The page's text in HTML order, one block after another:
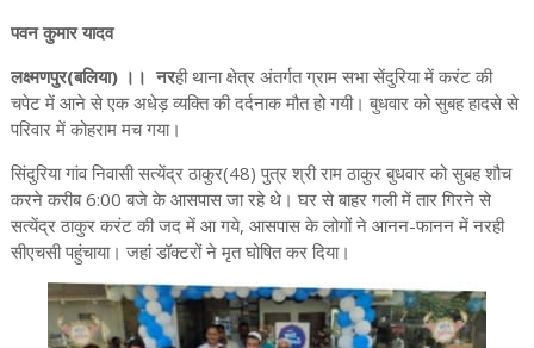
पवन कुमार यादव
लक्ष्मणपुर(बलिया) ।। नरही थाना क्षेत्र अंतर्गत ग्राम सभा सेंदुरिया में करंट की
चपेट में आने से एक अधेड़ व्यक्ति की दर्दनाक मौत हो गयी। बुधवार को सुबह हादसे से
परिवार में कोहराम मच गया।
सिंदुरिया गांव निवासी सत्येंद्र ठाकुर(48) पुत्र श्री राम ठाकुर बुधवार को सुबह शौच
करने करीब 6:00 बजे के आसपास जा रहे थे। घर से बाहर गली में तार गिरने से
सत्येंद्र ठाकुर करंट की जद में आ गये, आसपास के लोगों ने आनन-फानन में नरही
सीएचसी पहुंचाया। जहां डॉक्टरों ने मृत घोषित कर दिया।